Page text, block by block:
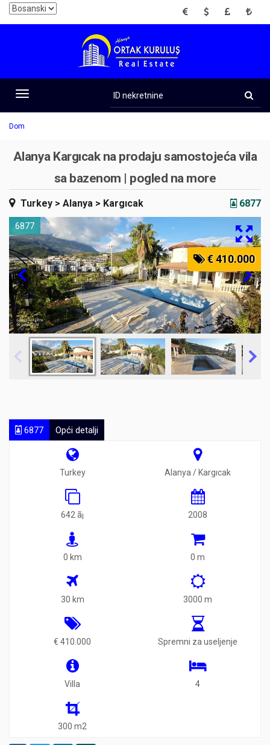
EUR USD GBP TRY
Toggle
navigation
nekretnine
Dom
Alanya Kargıcak na prodaju samostojeća vila
sa bazenom | pogled na more
Turkey > Alanya > Kargıcak 6877
6877
€ 410.000
6877 Opći detalji
Turkey Alanya / Kargıcak
642 ã¡ 2008
0 km 0 m
30 km 3000 m
€ 410.000 Spremni za useljenje
Villa 4
300 m2